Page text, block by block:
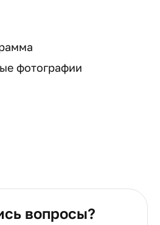
фотографии
вопросы?